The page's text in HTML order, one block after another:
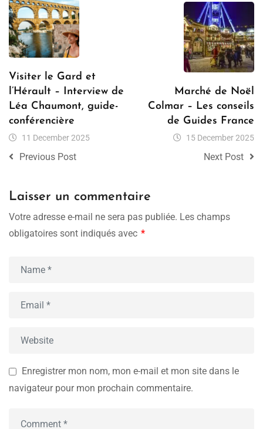
Visiter le Gard et
l’Hérault – Interview de
Léa Chaumont, guide-
conférencière
11 December 2025
Previous Post
Marché de Noël
Colmar – Les conseils
de Guides France
15 December 2025
Next Post
Laisser un commentaire
Votre adresse e-mail ne sera pas publiée. Les champs
obligatoires sont indiqués avec *
Enregistrer mon nom, mon e-mail et mon site dans le
navigateur pour mon prochain commentaire.